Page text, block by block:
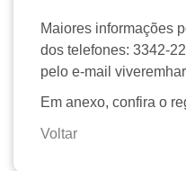
Maiores informações
dos telefones: 3342-
pelo e-mail
Em anexo, confira o
Voltar